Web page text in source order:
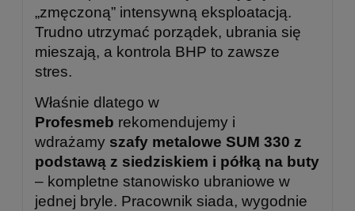
„zmęczoną” intensywną eksploatacją.
Trudno utrzymać porządek, ubrania się
mieszają, a kontrola BHP to zawsze
stres.
Właśnie dlatego w
Profesmeb rekomendujemy i
wdrażamy szafy metalowe SUM 330 z
podstawą z siedziskiem i półką na buty
– kompletne stanowisko ubraniowe w
jednej bryle. Pracownik siada, wygodnie